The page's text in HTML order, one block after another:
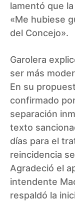
lamentó que
«Me hubiese
del Concejo».
Garolera
ser más
En su
confirmado
separación
texto
días para el
reincidencia
Agradeció el
intendente
respaldó la